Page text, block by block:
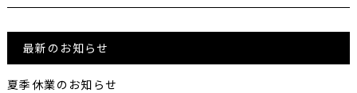
最新のお知らせ
夏季休業のお知らせ